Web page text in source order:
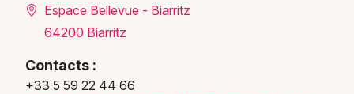
Espace Bellevue - Biarritz
64200 Biarritz
Contacts :
+33 5 59 22 44 66